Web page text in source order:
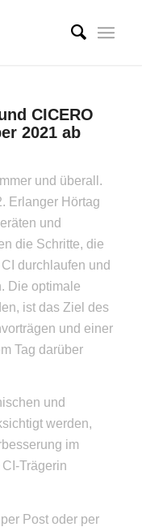
CICERO
2021 ab
und überall.
Erlanger Hörtag
und
die Schritte, die
durchlaufen und
Die optimale
ist das Ziel des
und einer
Tag darüber
und
werden,
im
Trägerin
Post oder per